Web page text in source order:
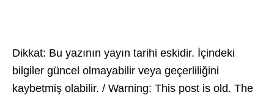
Dikkat: Bu yazının yayın tarihi eskidir. İçindeki
bilgiler güncel olmayabilir veya geçerliliğini
kaybetmiş olabilir. / Warning: This post is old. The